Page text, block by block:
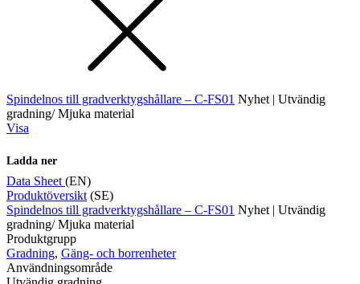
Spindelnos till gradverktygshållare – C-FS01 Nyhet | Utvändig
gradning/ Mjuka material
Visa
Ladda ner
Data Sheet (EN)
Produktöversikt (SE)
Spindelnos till gradverktygshållare – C-FS01 Nyhet | Utvändig
gradning/ Mjuka material
Produktgrupp
Gradning, Gäng- och borrenheter
Användningsområde